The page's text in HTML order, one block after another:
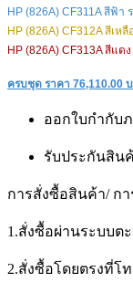
HP (826A) CF311A สีฟ้า
HP (826A) CF312A สีเหลื
HP (826A) CF313A สีแด
ครบชุด ราคา 76,110.00
ออกใบกำกับ
รับประกันสิน
การสั่งซื้อสินค้า/ กา
1.สั่งซื้อผ่านระบบต
2.สั่งซื้อโดยตรงที่โท